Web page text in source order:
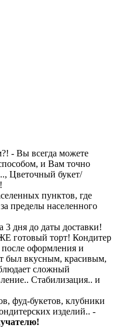
- Вы всегда можете
и Вам точно
Цветочный букет/
пунктов, где
пределы населенного
3 дня до даты доставки!
готовый торт! Кондитер
после оформления и
был вкусным, красивым,
сложный
Стабилизация.. и
фуд-букетов, клубники
изделий.. -